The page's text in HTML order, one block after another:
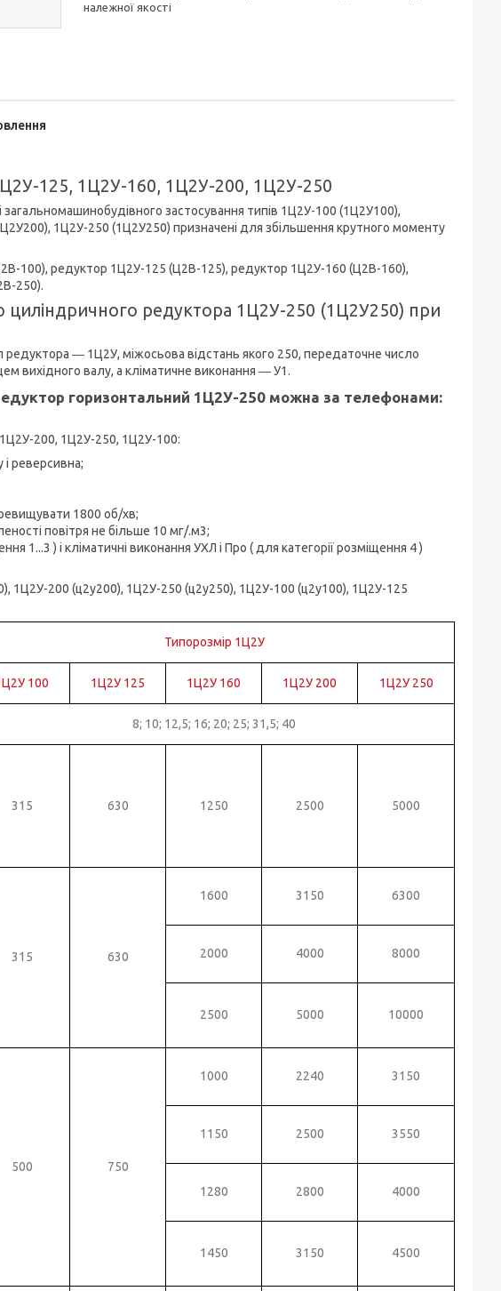
належної якості
125, 1Ц2У-160, 1Ц2У-200, 1Ц2У-250
загальномашинобудівного застосування типів 1Ц2У-100 (1Ц2У100),
1Ц2У-250 (1Ц2У250) призначені для збільшення крутного моменту
100), редуктор 1Ц2У-125 (Ц2В-125), редуктор 1Ц2У-160 (Ц2В-160),
250).
циліндричного редуктора 1Ц2У-250 (1Ц2У250) при
― 1Ц2У, міжосьова відстань якого 250, передаточне число
вихідного валу, а кліматичне виконання ― У1.
горизонтальний 1Ц2У-250 можна за телефонами:
200, 1Ц2У-250, 1Ц2У-100:
і реверсивна;
1800 об/хв;
повітря не більше 10 мг/.м3;
1...3 ) і кліматичні виконання УХЛ і Про ( для категорії розміщення 4 )
1Ц2У-200 (ц2у200), 1Ц2У-250 (ц2у250), 1Ц2У-100 (ц2у100), 1Ц2У-125
Типорозмір 1Ц2У
100 1Ц2У 125 1Ц2У 160 1Ц2У 200 1Ц2У 250
8; 10; 12,5; 16; 20; 25; 31,5; 40
315 630 1250 2500 5000
315 630
1600 3150 6300
2000 4000 8000
2500 5000 10000
500 750
1000 2240 3150
1150 2500 3550
1280 2800 4000
1450 3150 4500